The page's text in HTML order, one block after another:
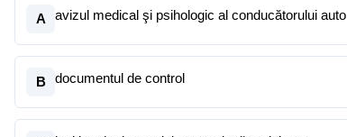
A avizul medical şi psihologic al conducătorului auto
B documentul de control